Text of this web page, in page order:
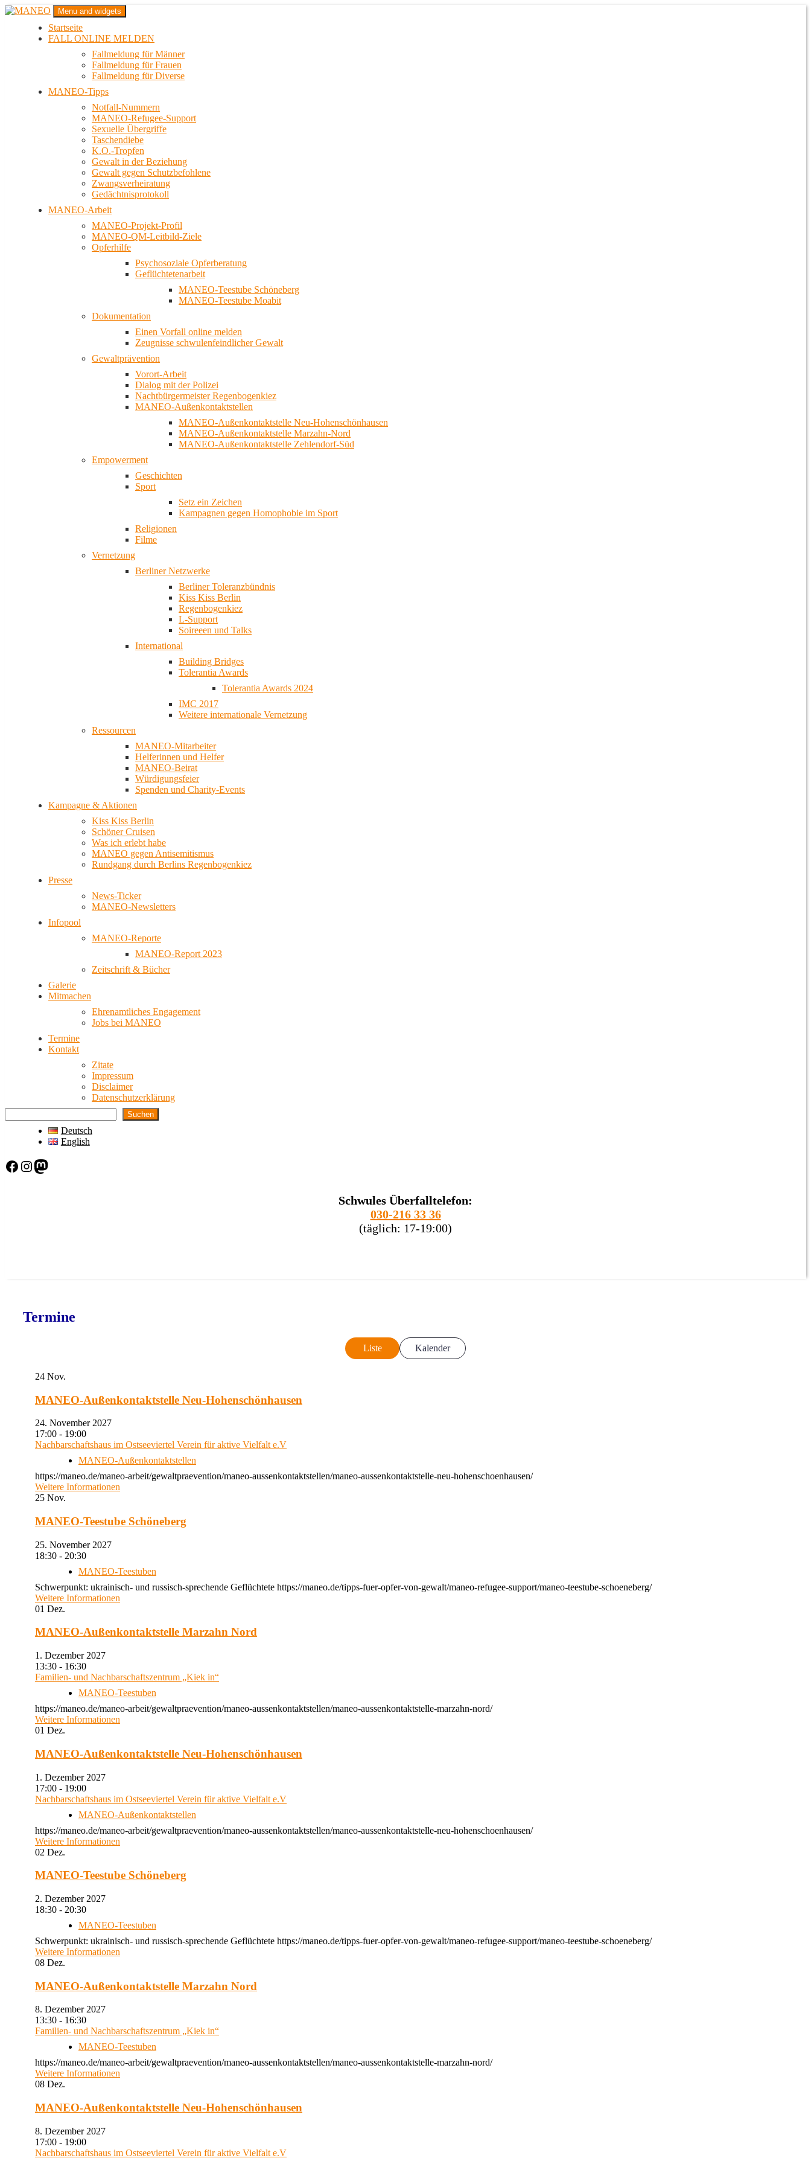
Zum
MANEO
Das schwule Anti-Gewalt-Projekt in Berlin
Menu and widgets
Startseite
FALL ONLINE MELDEN
Fallmeldung für Männer
Fallmeldung für Frauen
Fallmeldung für Diverse
MANEO-Tipps
Notfall-Nummern
MANEO-Refugee-Support
Sexuelle Übergriffe
Taschendiebe
K.O.-Tropfen
Gewalt in der Beziehung
Gewalt gegen Schutzbefohlene
Zwangsverheiratung
Gedächtnisprotokoll
MANEO-Arbeit
MANEO-Projekt-Profil
MANEO-QM-Leitbild-Ziele
Opferhilfe
Psychosoziale Opferberatung
Geflüchtetenarbeit
MANEO-Teestube Schöneberg
MANEO-Teestube Moabit
Dokumentation
Einen Vorfall online melden
Zeugnisse schwulenfeindlicher Gewalt
Gewaltprävention
Vorort-Arbeit
Dialog mit der Polizei
Nachtbürgermeister Regenbogenkiez
MANEO-Außenkontaktstellen
MANEO-Außenkontaktstelle Neu-Hohenschönhausen
MANEO-Außenkontaktstelle Marzahn-Nord
MANEO-Außenkontaktstelle Zehlendorf-Süd
Empowerment
Geschichten
Sport
Setz ein Zeichen
Kampagnen gegen Homophobie im Sport
Religionen
Filme
Vernetzung
Berliner Netzwerke
Berliner Toleranzbündnis
Kiss Kiss Berlin
Regenbogenkiez
L-Support
Soireeen und Talks
International
Building Bridges
Tolerantia Awards
Tolerantia Awards 2024
IMC 2017
Weitere internationale Vernetzung
Ressourcen
MANEO-Mitarbeiter
Helferinnen und Helfer
MANEO-Beirat
Würdigungsfeier
Spenden und Charity-Events
Kampagne & Aktionen
Kiss Kiss Berlin
Schöner Cruisen
Was ich erlebt habe
MANEO gegen Antisemitismus
Rundgang durch Berlins Regenbogenkiez
Presse
News-Ticker
MANEO-Newsletters
Infopool
MANEO-Reporte
MANEO-Report 2023
Zeitschrift & Bücher
Galerie
Mitmachen
Ehrenamtliches Engagement
Jobs bei MANEO
Termine
Kontakt
Zitate
Impressum
Disclaimer
Datenschutzerklärung
Suchen
Deutsch
English
Facebook Instagram Mastodon
Schwules Überfalltelefon:
030-216 33 36
(täglich: 17-19:00)
Termine
Liste Kalender
24 Nov.
MANEO-Außenkontaktstelle Neu-Hohenschönhausen
24. November 2027
17:00 - 19:00
Nachbarschaftshaus im Ostseeviertel Verein für aktive Vielfalt e.V
MANEO-Außenkontaktstellen
https://maneo.de/maneo-arbeit/gewaltpraevention/maneo-aussenkontaktstellen/maneo-aussenkontaktstelle-neu-hohenschoenhausen/
Weitere Informationen
25 Nov.
MANEO-Teestube Schöneberg
25. November 2027
18:30 - 20:30
MANEO-Teestuben
Schwerpunkt: ukrainisch- und russisch-sprechende Geflüchtete https://maneo.de/tipps-fuer-opfer-von-gewalt/maneo-refugee-support/maneo-teestube-schoeneberg/
Weitere Informationen
01 Dez.
MANEO-Außenkontaktstelle Marzahn Nord
1. Dezember 2027
13:30 - 16:30
Familien- und Nachbarschaftszentrum „Kiek in“
MANEO-Teestuben
https://maneo.de/maneo-arbeit/gewaltpraevention/maneo-aussenkontaktstellen/maneo-aussenkontaktstelle-marzahn-nord/
Weitere Informationen
01 Dez.
MANEO-Außenkontaktstelle Neu-Hohenschönhausen
1. Dezember 2027
17:00 - 19:00
Nachbarschaftshaus im Ostseeviertel Verein für aktive Vielfalt e.V
MANEO-Außenkontaktstellen
https://maneo.de/maneo-arbeit/gewaltpraevention/maneo-aussenkontaktstellen/maneo-aussenkontaktstelle-neu-hohenschoenhausen/
Weitere Informationen
02 Dez.
MANEO-Teestube Schöneberg
2. Dezember 2027
18:30 - 20:30
MANEO-Teestuben
Schwerpunkt: ukrainisch- und russisch-sprechende Geflüchtete https://maneo.de/tipps-fuer-opfer-von-gewalt/maneo-refugee-support/maneo-teestube-schoeneberg/
Weitere Informationen
08 Dez.
MANEO-Außenkontaktstelle Marzahn Nord
8. Dezember 2027
13:30 - 16:30
Familien- und Nachbarschaftszentrum „Kiek in“
MANEO-Teestuben
https://maneo.de/maneo-arbeit/gewaltpraevention/maneo-aussenkontaktstellen/maneo-aussenkontaktstelle-marzahn-nord/
Weitere Informationen
08 Dez.
MANEO-Außenkontaktstelle Neu-Hohenschönhausen
8. Dezember 2027
17:00 - 19:00
Nachbarschaftshaus im Ostseeviertel Verein für aktive Vielfalt e.V